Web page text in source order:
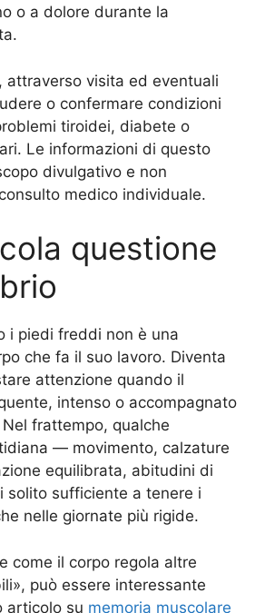
o a dolore durante la
attraverso visita ed eventuali
o confermare condizioni
tiroidei, diabete o
Le informazioni di questo
divulgativo e non
medico individuale.
questione
i piedi freddi non è una
che fa il suo lavoro. Diventa
attenzione quando il
intenso o accompagnato
frattempo, qualche
— movimento, calzature
equilibrata, abitudini di
sufficiente a tenere i
nelle giornate più rigide.
come il corpo regola altre
può essere interessante
articolo su memoria muscolare